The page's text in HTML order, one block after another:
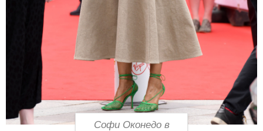
Софи Оконедо в